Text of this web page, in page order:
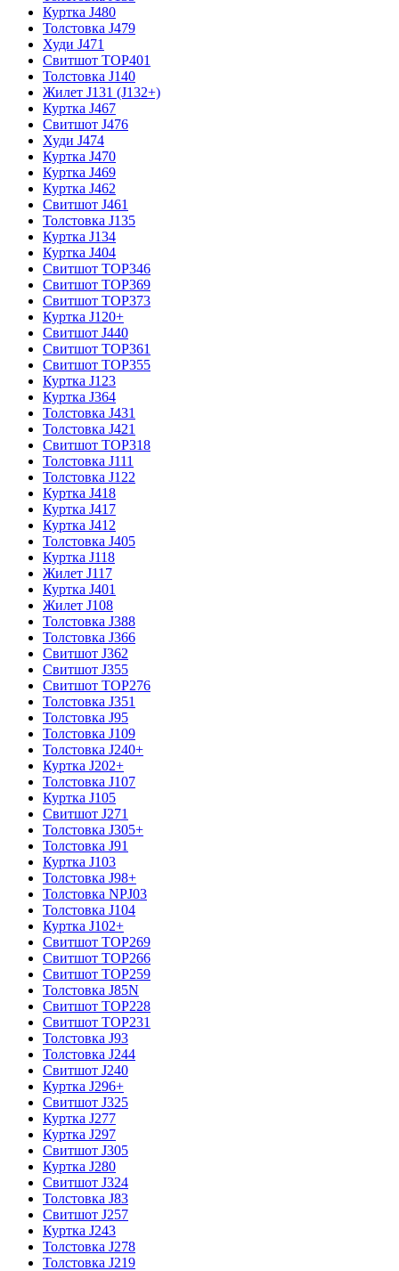
Куртка J480
Толстовка J479
Худи J471
Свитшот TOP401
Толстовка J140
Жилет J131 (J132+)
Куртка J467
Свитшот J476
Худи J474
Куртка J470
Куртка J469
Куртка J462
Свитшот J461
Толстовка J135
Куртка J134
Куртка J404
Свитшот TOP346
Свитшот TOP369
Свитшот TOP373
Куртка J120+
Свитшот J440
Свитшот TOP361
Свитшот TOP355
Куртка J123
Куртка J364
Толстовка J431
Толстовка J421
Свитшот TOP318
Толстовка J111
Толстовка J122
Куртка J418
Куртка J417
Куртка J412
Толстовка J405
Куртка J118
Жилет J117
Куртка J401
Жилет J108
Толстовка J388
Толстовка J366
Свитшот J362
Свитшот J355
Свитшот TOP276
Толстовка J351
Толстовка J95
Толстовка J109
Толстовка J240+
Куртка J202+
Толстовка J107
Куртка J105
Свитшот J271
Толстовка J305+
Толстовка J91
Куртка J103
Толстовка J98+
Толстовка NPJ03
Толстовка J104
Куртка J102+
Свитшот TOP269
Свитшот TOP266
Свитшот TOP259
Толстовка J85N
Свитшот TOP228
Свитшот TOP231
Толстовка J93
Толстовка J244
Свитшот J240
Куртка J296+
Свитшот J325
Куртка J277
Куртка J297
Свитшот J305
Куртка J280
Свитшот J324
Толстовка J83
Свитшот J257
Куртка J243
Толстовка J278
Толстовка J219